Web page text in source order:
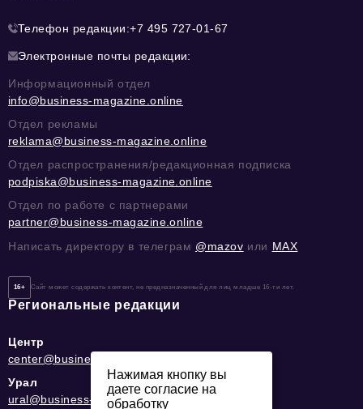
Телефон редакции:+7 495 727-01-67
Электронные почты редакции:
Информационный отдел
info@business-magazine.online
Отдел рекламы
reklama@business-magazine.online
Отдел распространения/редакционная подписка
podpiska@business-magazine.online
Отдел по работе с партнерами
partner@business-magazine.online
Написать директору в телеграм @mazov или MAX
16+ Сайт может содержать контент, не предназначенный для лиц младше 16-ти лет.
Региональные редакции
Центр
center@business-magazine.online
Урал
ural@business-magazine.online
Нажимая кнопку вы
даете согласие на
обработку